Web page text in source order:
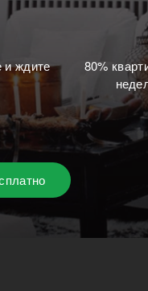
и ждите
80%